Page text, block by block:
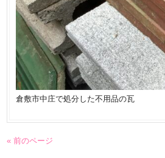
倉敷市中庄で処分した不用品の瓦
« 前のページ